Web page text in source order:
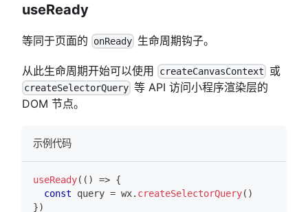
useReady
等同于页面的 onReady 生命周期钩子。
从此生命周期开始可以使用 createCanvasContext 或
createSelectorQuery 等 API 访问小程序渲染层的
DOM 节点。
示例代码
useReady( ( ) => {
const query = wx. createSelectorQuery( )
})